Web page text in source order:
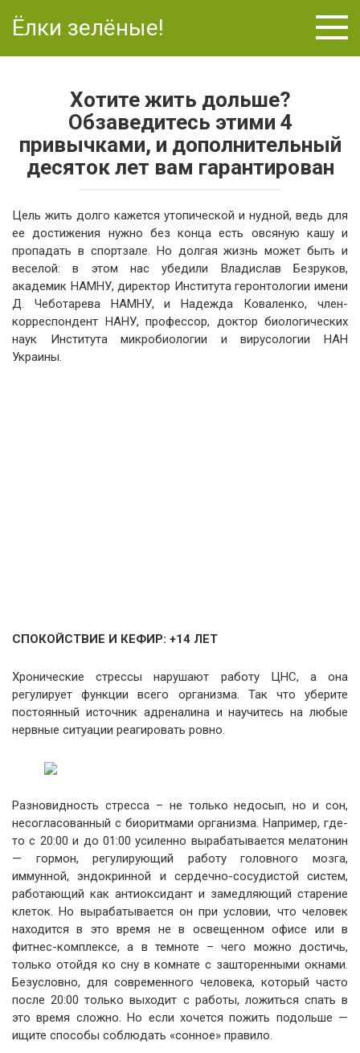
Ёлки зелёные!
Хотите жить дольше?
Обзаведитесь этими 4
привычками, и дополнительный
десяток лет вам гарантирован
Цель жить долго кажется утопической и нудной, ведь для
ее достижения нужно без конца есть овсяную кашу и
пропадать в спортзале. Но долгая жизнь может быть и
веселой: в этом нас убедили Владислав Безруков,
академик НАМНУ, директор Института геронтологии имени
Д. Чеботарева НАМНУ, и Надежда Коваленко, член-
корреспондент НАНУ, профессор, доктор биологических
наук Института микробиологии и вирусологии НАН
Украины.
СПОКОЙСТВИЕ И КЕФИР: +14 ЛЕТ
Хронические стрессы нарушают работу ЦНС, а она
регулирует функции всего организма. Так что уберите
постоянный источник адреналина и научитесь на любые
нервные ситуации реагировать ровно.
Разновидность стресса – не только недосып, но и сон,
несогласованный с биоритмами организма. Например, где-
то с 20:00 и до 01:00 усиленно вырабатывается мелатонин
— гормон, регулирующий работу головного мозга,
иммунной, эндокринной и сердечно-сосудистой систем,
работающий как антиоксидант и замедляющий старение
клеток. Но вырабатывается он при условии, что человек
находится в это время не в освещенном офисе или в
фитнес-комплексе, а в темноте – чего можно достичь,
только отойдя ко сну в комнате с зашторенными окнами.
Безусловно, для современного человека, который часто
после 20:00 только выходит с работы, ложиться спать в
это время сложно. Но если хочется пожить подольше —
ищите способы соблюдать «сонное» правило.